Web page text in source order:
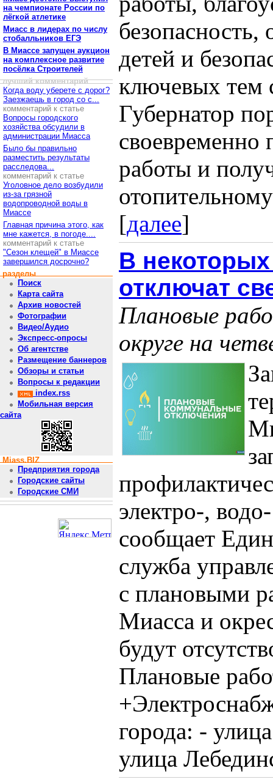
на чемпионате России по
лёгкой атлетике
Миасс в лидерах по числу
стобалльников ЕГЭ
В Миассе запущен аукцион
на комплексное развитие
посёлка Строителей
лучший комментарий
Когда воду уберете с дорог?
Заезжаешь в город со с...
комментарий к статье
Вопросы городского
хозяйства обсудили в
администрации Миасса
Было бы правильно
разместить результаты
расследова...
комментарий к статье
Уголовное дело возбудили
из-за грязной
водопроводной воды в
Миассе
Главная причина этого, как
мне кажется, в погоде....
комментарий к статье
"Сезон клещей" в Миассе
завершился досрочно?
разделы
Поиск
Карта сайта
Архив новостей
Фотографии
Видео/Аудио
Экспресс-опросы
Об агентстве
Размещение баннеров
Обзоры и статьи
Вопросы к редакции
index.rss
Мобильная версия
сайта
Miass.BIZ
Предприятия города
Городские сайты
Городские СМИ
безопасность,
детей и
ключевых тем
Губернатор
своевременно
работы и
[далее]
В
отключат
Плановые
округе на
электро-,
сообщает
служба
с плановыми
Миасса и
будут
Плановые
города: -
улица